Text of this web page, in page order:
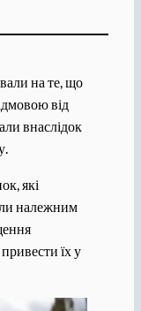
на те, що
від
внаслідок
які
належним
їх у